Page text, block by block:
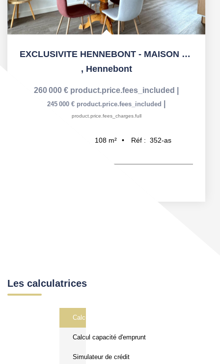
EXCLUSIVITE HENNEBONT - MAISON 5 pièces 108 m2 - JARDIN -...
, Hennebont
260 000 € product.price.fees_included
245 000 € product.price.fees_included
product.price.fees_charges.full
108 m² Réf : 352-as
Les calculatrices
Calcul Frais de notaire
Calcul capacité d'emprunt
Simulateur de crédit